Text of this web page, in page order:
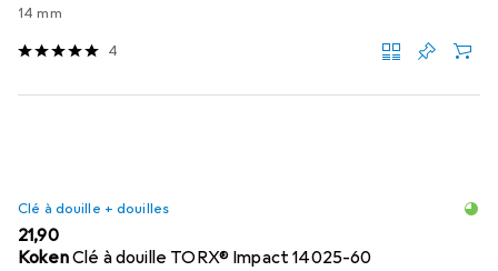
14 mm
4
Clé à douille + douilles
EUR
21,90
KokenClé à douille TORX® Impact 14025-60